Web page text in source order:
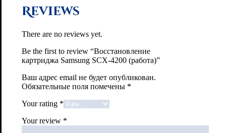
Reviews
There are no reviews yet.
Be the first to review “Восстановление
картриджа Samsung SCX-4200 (работа)”
Ваш адрес email не будет опубликован.
Обязательные поля помечены *
Your rating *
Your review *